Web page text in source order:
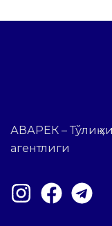
АВАРЕК – Тўлиқ
агентлиги